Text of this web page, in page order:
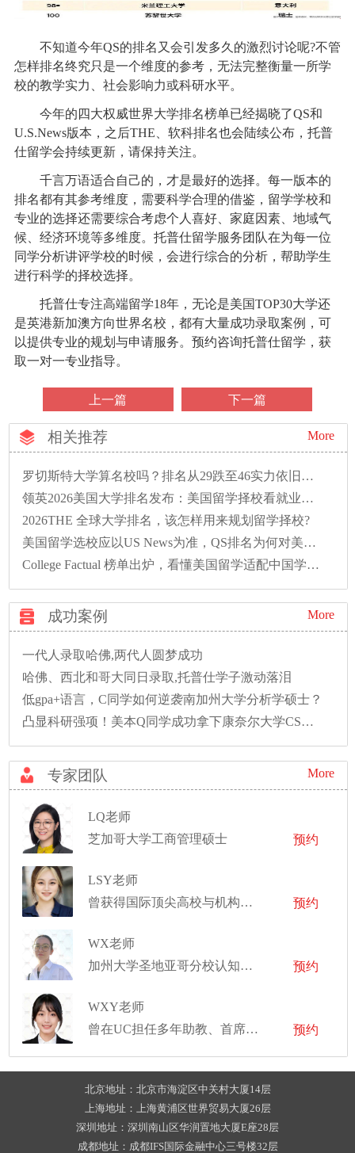
不知道今年QS的排名又会引发多久的激烈讨论呢?不管
怎样排名终究只是一个维度的参考，无法完整衡量一所学
校的教学实力、社会影响力或科研水平。
今年的四大权威世界大学排名榜单已经揭晓了QS和
U.S.News版本，之后THE、软科排名也会陆续公布，托普
仕留学会持续更新，请保持关注。
千言万语适合自己的，才是最好的选择。每一版本的
排名都有其参考维度，需要科学合理的借鉴，留学学校和
专业的选择还需要综合考虑个人喜好、家庭因素、地域气
候、经济环境等多维度。托普仕留学服务团队在为每一位
同学分析讲评学校的时候，会进行综合的分析，帮助学生
进行科学的择校选择。
托普仕专注高端留学18年，无论是美国TOP30大学还
是英港新加澳方向世界名校，都有大量成功录取案例，可
以提供专业的规划与申请服务。预约咨询托普仕留学，获
取一对一专业指导。
上一篇 下一篇
相关推荐 More
罗切斯特大学算名校吗？排名从29跌至46实力依旧硬核
领英2026美国大学排名发布：美国留学择校看就业性价比的时代已来
2026THE 全球大学排名，该怎样用来规划留学择校?
美国留学选校应以US News为准，QS排名为何对美校不友好？
College Factual 榜单出炉，看懂美国留学适配中国学生优质院校排名
成功案例 More
一代人录取哈佛,两代人圆梦成功
哈佛、西北和哥大同日录取,托普仕学子激动落泪
低gpa+语言，C同学如何逆袭南加州大学分析学硕士？
凸显科研强项！美本Q同学成功拿下康奈尔大学CS硕士录取！
专家团队 More
LQ老师
芝加哥大学工商管理硕士
预约
LSY老师
曾获得国际顶尖高校与机构提供的全额奖学金与最高学术荣誉
预约
WX老师
加州大学圣地亚哥分校认知神经科学、交互设计双学位学士
预约
WXY老师
曾在UC担任多年助教、首席助教
预约
北京地址：北京市海淀区中关村大厦14层
上海地址：上海黄浦区世界贸易大厦26层
深圳地址：深圳南山区华润置地大厦E座28层
成都地址：成都IFS国际金融中心三号楼32层